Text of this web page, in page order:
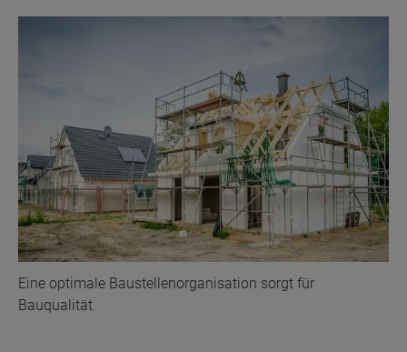
Eine optimale Baustellenorganisation sorgt für
Bauqualität.